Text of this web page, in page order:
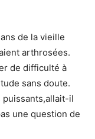
de la vieille
arthrosées.
de difficulté à
sans doute.
puissants,allait-il
une question de